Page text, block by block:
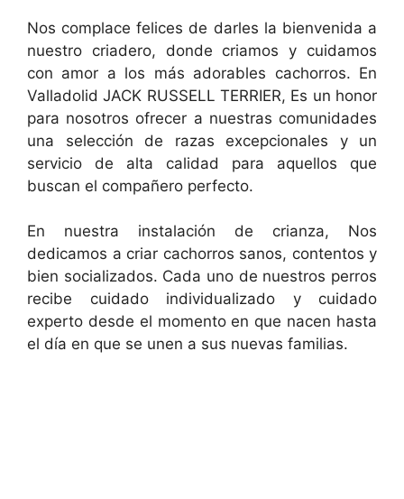
Nos complace felices de darles la bienvenida a
nuestro criadero, donde criamos y cuidamos
con amor a los más adorables cachorros. En
Valladolid JACK RUSSELL TERRIER, Es un honor
para nosotros ofrecer a nuestras comunidades
una selección de razas excepcionales y un
servicio de alta calidad para aquellos que
buscan el compañero perfecto.
En nuestra instalación de crianza, Nos
dedicamos a criar cachorros sanos, contentos y
bien socializados. Cada uno de nuestros perros
recibe cuidado individualizado y cuidado
experto desde el momento en que nacen hasta
el día en que se unen a sus nuevas familias.